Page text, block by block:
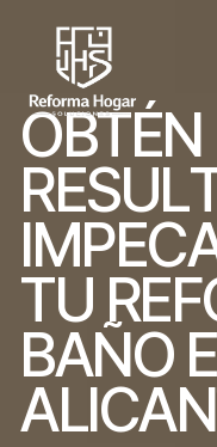
OBTÉN
RESUL
IMPEC
TU REF
BAÑO E
ALICAN